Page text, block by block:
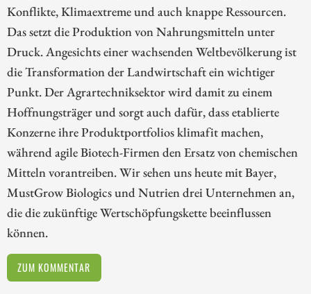
Konflikte, Klimaextreme und auch knappe Ressourcen.
Das setzt die Produktion von Nahrungsmitteln unter
Druck. Angesichts einer wachsenden Weltbevölkerung ist
die Transformation der Landwirtschaft ein wichtiger
Punkt. Der Agrartechniksektor wird damit zu einem
Hoffnungsträger und sorgt auch dafür, dass etablierte
Konzerne ihre Produktportfolios klimafit machen,
während agile Biotech-Firmen den Ersatz von chemischen
Mitteln vorantreiben. Wir sehen uns heute mit Bayer,
MustGrow Biologics und Nutrien drei Unternehmen an,
die die zukünftige Wertschöpfungskette beeinflussen
können.
ZUM KOMMENTAR